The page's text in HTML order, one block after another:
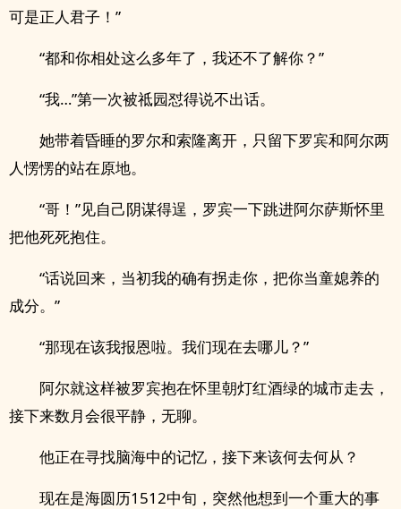
可是正人君子！”
“都和你相处这么多年了，我还不了解你？”
“我…”第一次被祗园怼得说不出话。
她带着昏睡的罗尔和索隆离开，只留下罗宾和阿尔两
人愣愣的站在原地。
“哥！”见自己阴谋得逞，罗宾一下跳进阿尔萨斯怀里
把他死死抱住。
“话说回来，当初我的确有拐走你，把你当童媳养的
成分。”
“那现在该我报恩啦。我们现在去哪儿？”
阿尔就这样被罗宾抱在怀里朝灯红酒绿的城市走去，
接下来数月会很平静，无聊。
他正在寻找脑海中的记忆，接下来该何去何从？
现在是海圆历1512中旬，突然他想到一个重大的事